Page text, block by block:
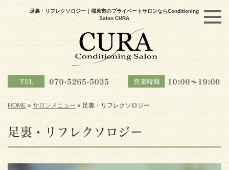
足裏・リフレクソロジー｜橿原市のプライベートサロンならConditioning
Salon CURA
HOME » サロンメニュー » 足裏・リフレクソロジー
足裏・リフレクソロジー